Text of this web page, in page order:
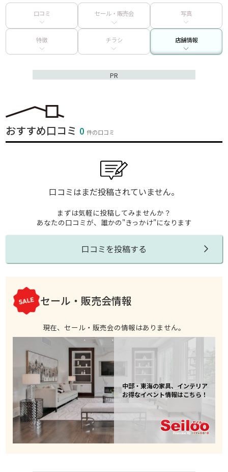
口コミ セール・販売会 写真
特徴 チラシ 店舗情報
PR
おすすめ口コミ 0件の口コミ
口コミはまだ投稿されていません。
まずは気軽に投稿してみませんか？
あなたの口コミが、誰かの"きっかけ"になります
口コミを投稿する
セール・販売会情報
現在、セール・販売会の情報はありません。
中部・東海の家具、インテリア
お得なイベント情報はこちら！